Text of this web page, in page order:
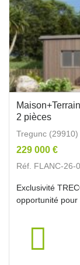
Maison+Terrain
2 pièces
Tregunc (29910)
229 000 €
Réf. FLANC-26-
Exclusivité
opportunité pour